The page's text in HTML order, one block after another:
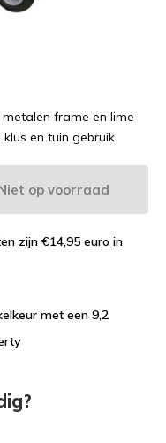
frame en lime
en tuin gebruik.
op voorraad
zijn €14,95 euro in
met een 9,2